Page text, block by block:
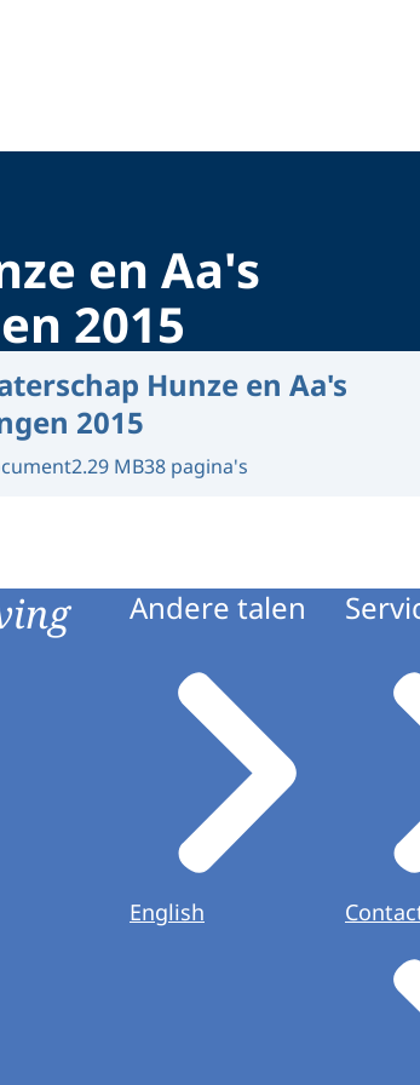
en Aa's
2015
Hunze en Aa's
2015
2.29 MB38 pagina's
Andere talen
English